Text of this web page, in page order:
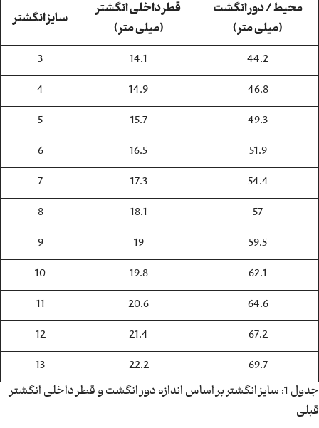
محیط / دور انگشت
(میلی متر)
قطر داخلی انگشتر
(میلی متر)
سایز انگشتر
44.2
14.1
3
46.8
14.9
4
49.3
15.7
5
51.9
16.5
6
54.4
17.3
7
57
18.1
8
59.5
19
9
62.1
19.8
10
64.6
20.6
11
67.2
21.4
12
69.7
22.2
13
جدول 1: سایز انگشتر بر اساس اندازه دور انگشت و قطر داخلی انگشتر
قبلی